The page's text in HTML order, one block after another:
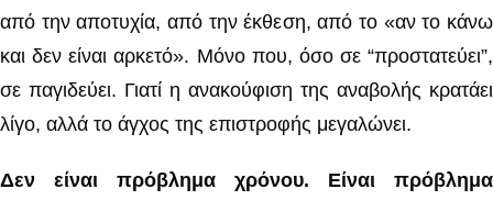
από την αποτυχία, από την έκθεση, από το «αν το κάνω
και δεν είναι αρκετό». Μόνο που, όσο σε “προστατεύει”,
σε παγιδεύει. Γιατί η ανακούφιση της αναβολής κρατάει
λίγο, αλλά το άγχος της επιστροφής μεγαλώνει.
Δεν είναι πρόβλημα χρόνου. Είναι πρόβλημα